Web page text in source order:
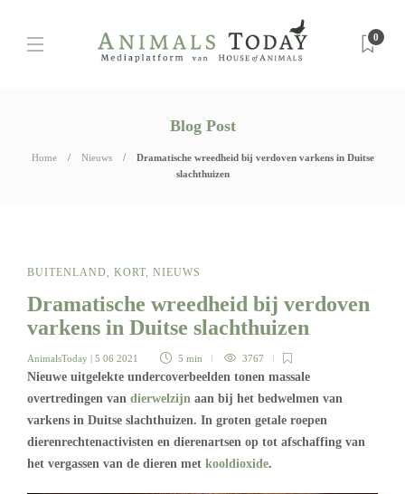
0
Blog Post
Home Nieuws
Dramatische wreedheid bij verdoven varkens in Duitse
slachthuizen
BUITENLAND, KORT, NIEUWS
Dramatische wreedheid bij verdoven
varkens in Duitse slachthuizen
AnimalsToday | 5 06 2021 5 min 3767
Nieuwe uitgelekte undercoverbeelden tonen massale
overtredingen van dierwelzijn aan bij het bedwelmen van
varkens in Duitse slachthuizen. In groten getale roepen
dierenrechtenactivisten en dierenartsen op tot afschaffing van
het vergassen van de dieren met kooldioxide.